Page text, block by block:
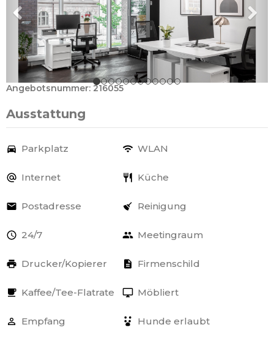
Angebotsnummer: 216055
Ausstattung
Parkplatz WLAN
Internet Küche
Postadresse Reinigung
24/7 Meetingraum
Drucker/Kopierer Firmenschild
Kaffee/Tee-Flatrate Möbliert
Empfang Hunde erlaubt